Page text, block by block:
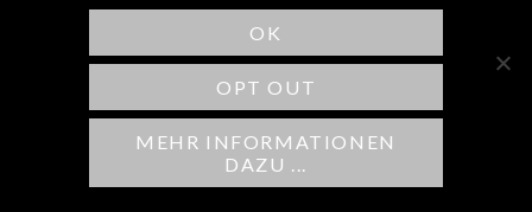
SCHREIBE EINEN
KOMMENTAR
Deine E-Mail-Adresse wird nicht
veröffentlicht. Erforderliche Felder sind
OK
OPT OUT
MEHR INFORMATIONEN
DAZU ...